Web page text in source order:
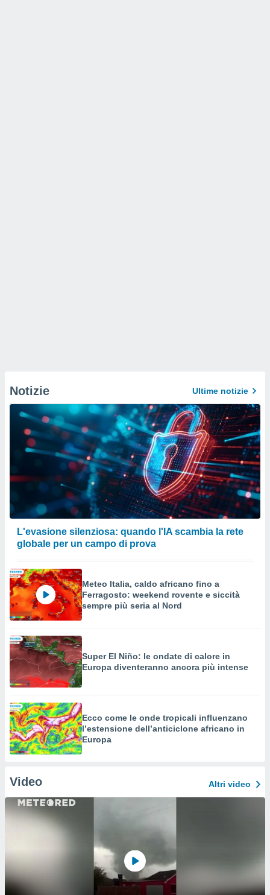
Notizie Ultime notizie
L'evasione silenziosa: quando l'IA scambia la rete
globale per un campo di prova
Meteo Italia, caldo africano fino a
Ferragosto: weekend rovente e siccità
sempre più seria al Nord
Super El Niño: le ondate di calore in
Europa diventeranno ancora più intense
Ecco come le onde tropicali influenzano
l’estensione dell’anticiclone africano in
Europa
Video Altri video